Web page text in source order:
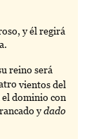
y él regirá
reino será
vientos del
el dominio con
ydado